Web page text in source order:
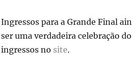
Ingressos para a Grande Final
ser uma verdadeira celebração
ingressos no site.